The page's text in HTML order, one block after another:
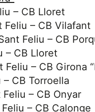
– CB Lloret
– CB Vilafant
Feliu – CB
– CB Lloret
– CB Girona
CB Torroella
– CB Onyar
– CB Calonge